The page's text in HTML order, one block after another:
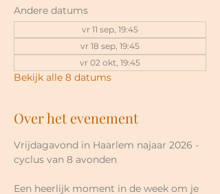
Andere datums
vr 11 sep, 19:45
vr 18 sep, 19:45
vr 02 okt, 19:45
Bekijk alle 8 datums
Over het evenement
Vrijdagavond in Haarlem najaar 2026 -
cyclus van 8 avonden
Een heerlijk moment in de week om je